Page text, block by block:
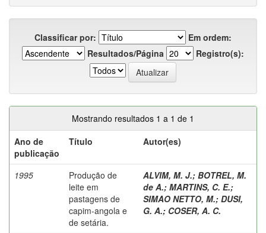
Classificar por:
Em ordem:
Resultados/Página
Registro(s):
Mostrando resultados 1 a 1 de 1
Ano de
publicação
Título Autor(es)
1995
Produção de
leite em
pastagens de
capim-angola e
de setária.
ALVIM, M. J.; BOTREL, M.
de A.; MARTINS, C. E.;
SIMAO NETTO, M.; DUSI,
G. A.; COSER, A. C.